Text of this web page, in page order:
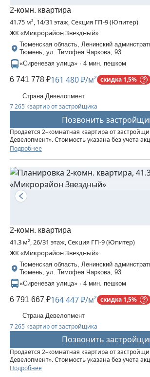
2-комн. квартира
41.75 м², 14/31 этаж, Секция ГП-9 (Юпитер)
ЖК «Микрорайон Звездный»
Тюменская область, Ленинский
Тюмень, ул. Тимофея Чаркова, 93
«Сиреневая улица» · 4 мин. пешком
6 741 778 ₽161 480 ₽/м² скидка 1,5%
Страна Девелопмент
7 265 квартир от застройщика
Позвонить
Продается 2–комнатная квартира от
Девелопмент». Стоимость указана без учета
этаже, площадь квартиры 41,75 кв. м. Сдача — в
Подробнее
2-комн. квартира
41.3 м², 26/31 этаж, Секция ГП-9 (Юпитер)
ЖК «Микрорайон Звездный»
Тюменская область, Ленинский
Тюмень, ул. Тимофея Чаркова, 93
«Сиреневая улица» · 4 мин. пешком
6 791 667 ₽164 447 ₽/м² скидка 1,5%
Страна Девелопмент
7 265 квартир от застройщика
Позвонить
Продается 2–комнатная квартира от
Девелопмент». Стоимость указана без учета
этаже, площадь квартиры 41,3 кв. м. Сдача — в 3
Подробнее